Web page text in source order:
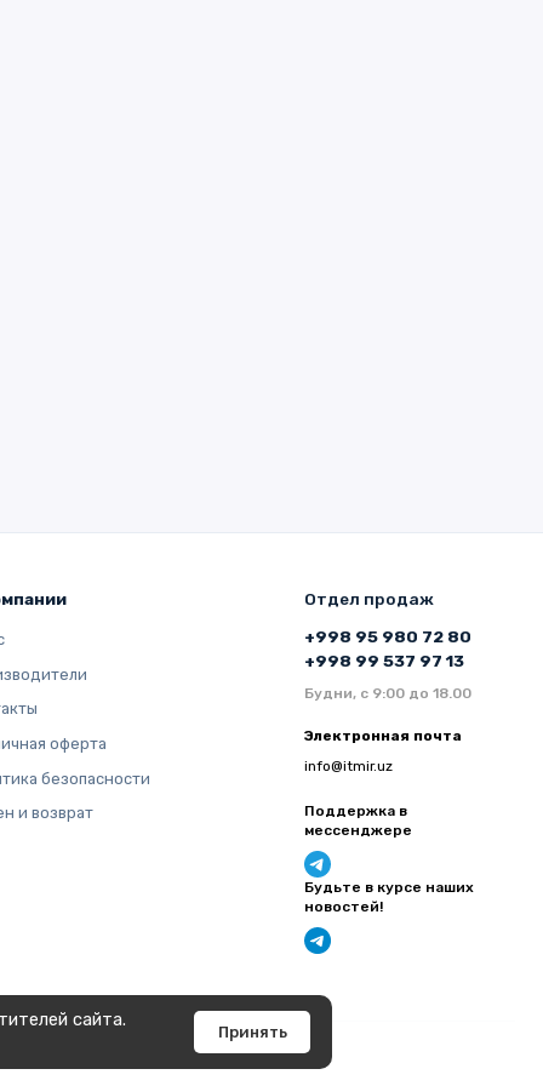
сайта.
Принять
оферта
безопасности
и возврат
Отдел продаж
+998 95 980 72 80
+998 99 537 97 13
Будни, с 9:00 до 18.00
Электронная почта
info@itmir.uz
Поддержка в
мессенджере
Будьте в курсе наших
новостей!